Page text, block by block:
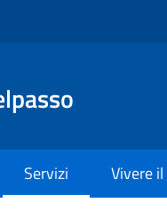
Servizi Vivere